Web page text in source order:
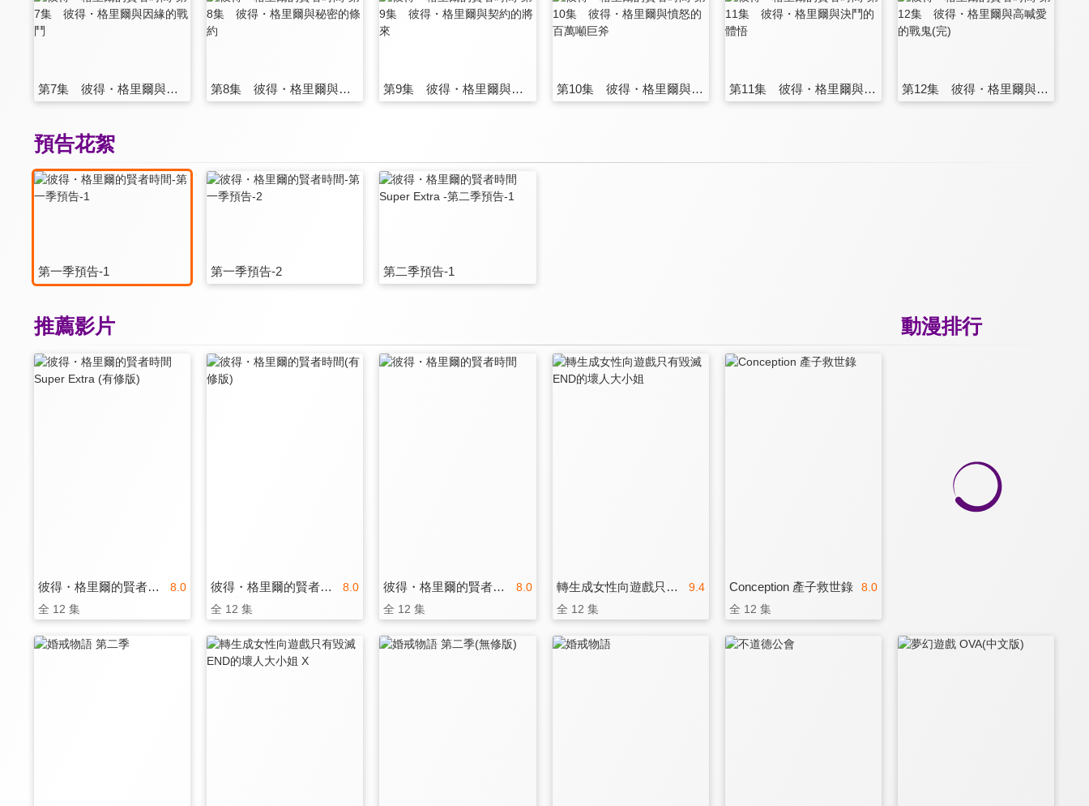
第7集 彼得・格里爾與因緣的戰鬥 第8集 彼得・格里爾與秘密的條約 第9集 彼得・格里爾與契約的將來 第10集 彼得・格里爾與憤怒的百萬噸巨斧 第11集 彼得・格里爾與決鬥的體悟 第12集 彼得・格里爾與高喊愛的戰鬼(完)
預告花絮
第一季預告-1 第一季預告-2 第二季預告-1
動漫排行
推薦影片
8.0
彼得・格里爾的賢者時間Super Extra (有修版)
全 12 集
8.0
彼得・格里爾的賢者時間(有修版)
全 12 集
8.0
彼得・格里爾的賢者時間
全 12 集
9.4
轉生成女性向遊戲只有毀滅END的壞人大小姐
全 12 集
8.0
Conception 產子救世錄
全 12 集